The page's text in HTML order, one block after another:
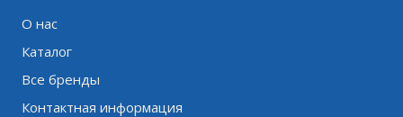
О нас
Каталог
Все бренды
Контактная информация